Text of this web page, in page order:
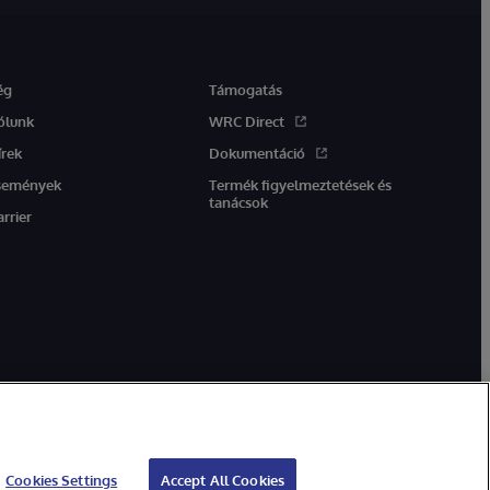
Támogatás
WRC Direct
Dokumentáció
Termék figyelmeztetések és
tanácsok
Cookies Settings Accept All Cookies